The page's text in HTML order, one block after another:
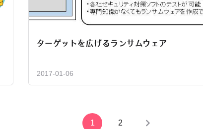
ターゲットを広げるランサムウェア
2017-01-06
1 2